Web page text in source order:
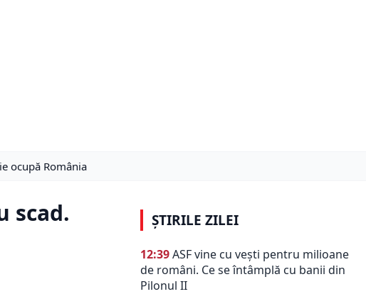
ocupă România
scad.
ȘTIRILE ZILEI
12:39ASF vine cu vești pentru milioane
de români. Ce se întâmplă cu banii din
Pilonul II